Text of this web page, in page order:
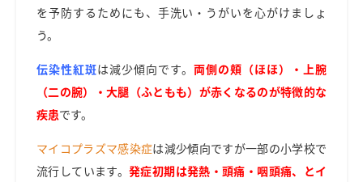
を予防するためにも、手洗い・うがいを心がけましょ
う。
伝染性紅斑は減少傾向です。 両側の頬（ほほ）・上腕
（二の腕）・大腿（ふともも）が赤くなるのが特徴的な
疾患です。
マイコプラズマ感染症は減少傾向ですが一部の小学校で
流行しています。 発症初期は発熱・頭痛・咽頭痛、とイ